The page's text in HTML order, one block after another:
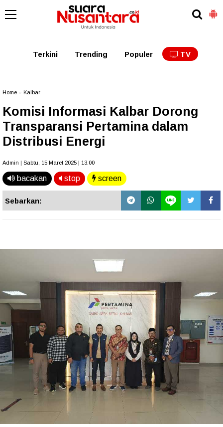
Kalbar Kalteng
Terkini Trending Populer TV
Home Kalbar
Komisi Informasi Kalbar Dorong
Transparansi Pertamina dalam
Distribusi Energi
Admin | Sabtu, 15 Maret 2025 | 13.00
bacakan stop screen
Sebarkan: